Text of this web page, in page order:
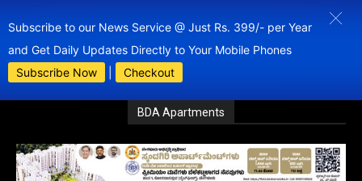
Subscribe to our News Service @ Just Rs. 399/- per Year
and Get Daily Updates Directly to Your Mobile Phones
Subscribe Now
Checkout
BDA Apartments